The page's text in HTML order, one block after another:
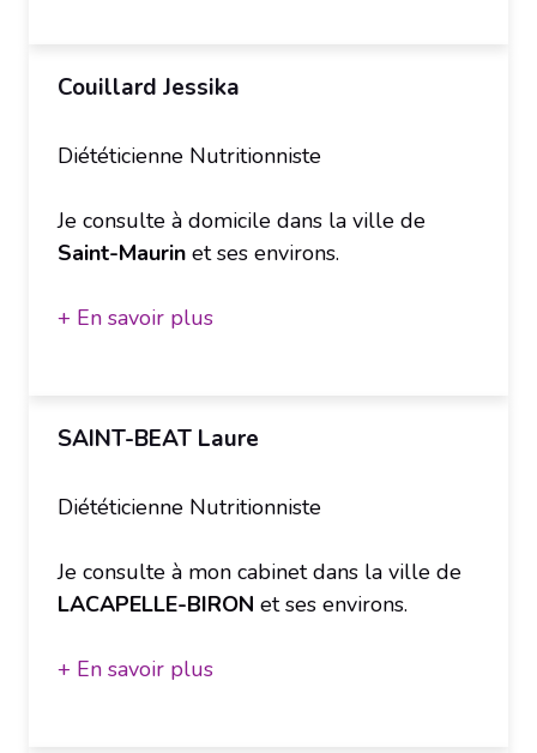
Couillard Jessika
Diététicienne Nutritionniste
Je consulte à domicile dans la ville de
Saint-Maurin et ses environs.
+ En savoir plus
SAINT-BEAT Laure
Diététicienne Nutritionniste
Je consulte à mon cabinet dans la ville de
LACAPELLE-BIRON et ses environs.
+ En savoir plus